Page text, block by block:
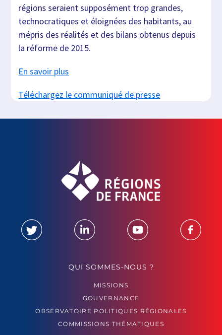
régions seraient supposément trop grandes,
technocratiques et éloignées des habitants, au
mépris des réalités et des bilans obtenus depuis
la réforme de 2015.
En savoir plus
Téléchargez le communiqué de presse
QUI SOMMES-NOUS ?
MISSIONS
GOUVERNANCE
OBSERVATOIRE POLITIQUES RÉGIONALES
COMMISSIONS THÉMATIQUES